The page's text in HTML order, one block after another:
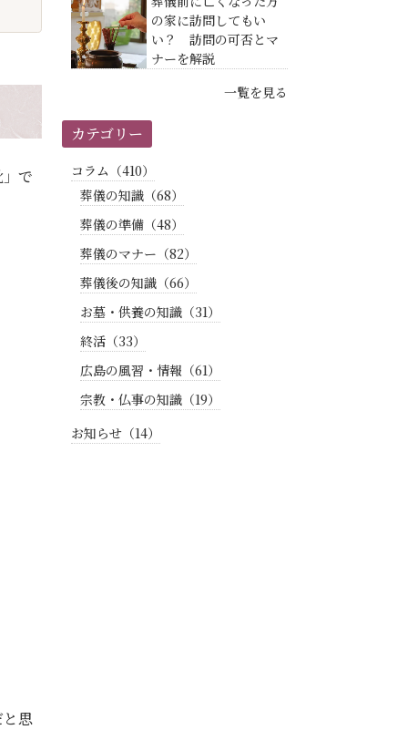
で
思
の家に訪問してもい
い？ 訪問の可否とマ
ナーを解説
一覧を見る
カテゴリー
コラム（410）
葬儀の知識（68）
葬儀の準備（48）
葬儀のマナー（82）
葬儀後の知識（66）
お墓・供養の知識（31）
終活（33）
広島の風習・情報（61）
宗教・仏事の知識（19）
お知らせ（14）